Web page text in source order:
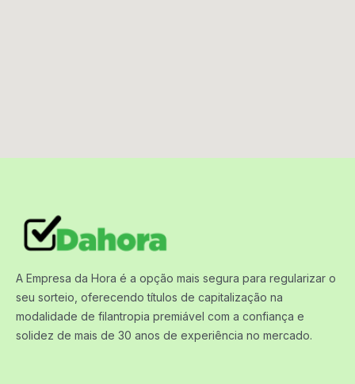
A Empresa da Hora é a opção mais segura para regularizar o
seu sorteio, oferecendo títulos de capitalização na
modalidade de filantropia premiável com a confiança e
solidez de mais de 30 anos de experiência no mercado.